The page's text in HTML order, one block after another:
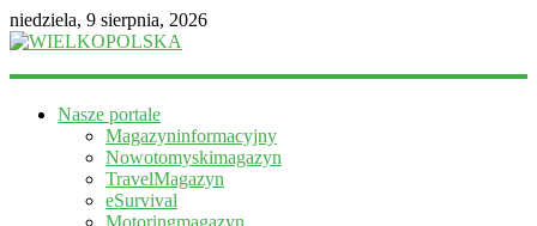
niedziela, 9 sierpnia, 2026
WIELKOPOLSKA
informacyjny
Nasze portale
Magazyninformacyjny
Nowotomyskimagazyn
TravelMagazyn
eSurvival